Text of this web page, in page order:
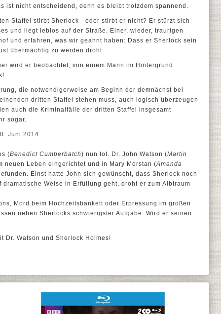
ist nicht entscheidend, denn es bleibt trotzdem spannend.
Staffel stirbt Sherlock - oder stirbt er nicht? Er stürzt sich
und liegt leblos auf der Straße. Einer, wieder, traurigen
und erfahren, was wir geahnt haben: Dass er Sherlock sein
übermächtig zu werden droht.
wird er beobachtet, von einem Mann im Hintergrund.
die notwendigerweise am Beginn der demnächst bei
dritten Staffel stehen muss, auch logisch überzeugen
auch die Kriminalfälle der dritten Staffel insgesamt
sogar.
Juni 2014.
(Benedict Cumberbatch) nun tot. Dr. John Watson (Martin
neuen Leben eingerichtet und in Mary Morstan (Amanda
Einst hatte John sich gewünscht, dass Sherlock noch
Weise in Erfüllung geht, droht er zum Albtraum
Mord beim Hochzeitsbankett oder Erpressung im großen
neben Sherlocks schwierigster Aufgabe: Wird er seinen
Dr. Watson und Sherlock Holmes!